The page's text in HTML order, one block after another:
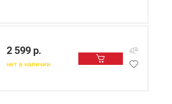
2 599 р.
нет в наличии